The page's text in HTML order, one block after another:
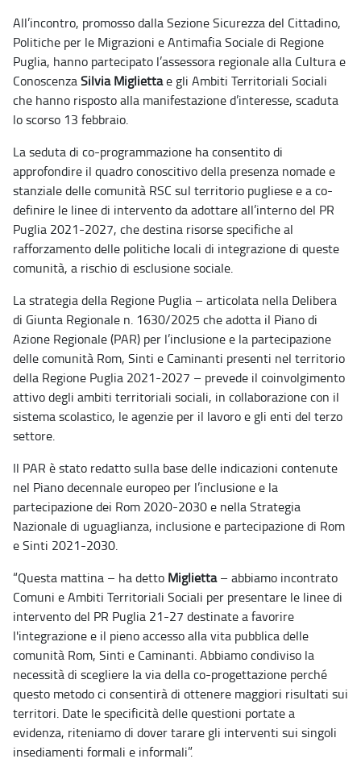
All’incontro, promosso dalla Sezione Sicurezza del Cittadino,
Politiche per le Migrazioni e Antimafia Sociale di Regione
Puglia, hanno partecipato l’assessora regionale alla Cultura e
ConoscenzaSilvia Migliettae gli Ambiti Territoriali Sociali
che hanno risposto alla manifestazione d’interesse, scaduta
lo scorso 13 febbraio.
La seduta di co-programmazione ha consentito di
approfondire il quadro conoscitivo della presenza nomade e
stanziale delle comunità RSC sul territorio pugliese e a co-
definire le linee di intervento da adottare all’interno del PR
Puglia 2021-2027, che destina risorse specifiche al
rafforzamento delle politiche locali di integrazione di queste
comunità, a rischio di esclusione sociale.
La strategia della Regione Puglia – articolata nella Delibera
di Giunta Regionale n. 1630/2025 che adotta il Piano di
Azione Regionale (PAR) per l’inclusione e la partecipazione
delle comunità Rom, Sinti e Caminanti presenti nel territorio
della Regione Puglia 2021-2027 – prevede il coinvolgimento
attivo degli ambiti territoriali sociali, in collaborazione con il
sistema scolastico, le agenzie per il lavoro e gli enti del terzo
settore.
Il PAR è stato redatto sulla base delle indicazioni contenute
nel Piano decennale europeo per l’inclusione e la
partecipazione dei Rom 2020-2030 e nella Strategia
Nazionale di uguaglianza, inclusione e partecipazione di Rom
e Sinti 2021-2030.
“Questa mattina – ha detto Miglietta– abbiamo incontrato
Comuni e Ambiti Territoriali Sociali per presentare le linee di
intervento del PR Puglia 21-27 destinate a favorire
l'integrazione e il pieno accesso alla vita pubblica delle
comunità Rom, Sinti e Caminanti. Abbiamo condiviso la
necessità di scegliere la via della co-progettazione perché
questo metodo ci consentirà di ottenere maggiori risultati sui
territori. Date le specificità delle questioni portate a
evidenza, riteniamo di dover tarare gli interventi sui singoli
insediamenti formali e informali”.